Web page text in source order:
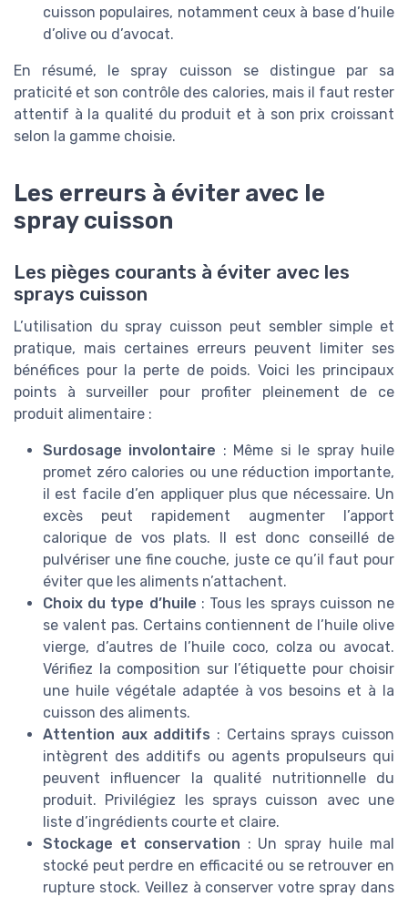
cuisson populaires, notamment ceux à base d’huile
d’olive ou d’avocat.
En résumé, le spray cuisson se distingue par sa
praticité et son contrôle des calories, mais il faut rester
attentif à la qualité du produit et à son prix croissant
selon la gamme choisie.
Les erreurs à éviter avec le
spray cuisson
Les pièges courants à éviter avec les
sprays cuisson
L’utilisation du spray cuisson peut sembler simple et
pratique, mais certaines erreurs peuvent limiter ses
bénéfices pour la perte de poids. Voici les principaux
points à surveiller pour profiter pleinement de ce
produit alimentaire :
Surdosage involontaire : Même si le spray huile
promet zéro calories ou une réduction importante,
il est facile d’en appliquer plus que nécessaire. Un
excès peut rapidement augmenter l’apport
calorique de vos plats. Il est donc conseillé de
pulvériser une fine couche, juste ce qu’il faut pour
éviter que les aliments n’attachent.
Choix du type d’huile : Tous les sprays cuisson ne
se valent pas. Certains contiennent de l’huile olive
vierge, d’autres de l’huile coco, colza ou avocat.
Vérifiez la composition sur l’étiquette pour choisir
une huile végétale adaptée à vos besoins et à la
cuisson des aliments.
Attention aux additifs : Certains sprays cuisson
intègrent des additifs ou agents propulseurs qui
peuvent influencer la qualité nutritionnelle du
produit. Privilégiez les sprays cuisson avec une
liste d’ingrédients courte et claire.
Stockage et conservation : Un spray huile mal
stocké peut perdre en efficacité ou se retrouver en
rupture stock. Veillez à conserver votre spray dans